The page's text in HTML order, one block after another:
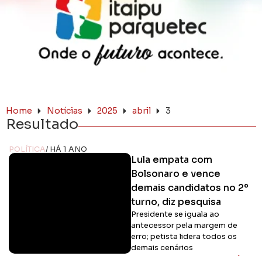
Home Notícias 2025 abril 3
Resultado
POLÍTICA/ HÁ 1 ANO
Lula empata com
Bolsonaro e vence
demais candidatos no 2º
turno, diz pesquisa
Presidente se iguala ao
antecessor pela margem de
erro; petista lidera todos os
demais cenários